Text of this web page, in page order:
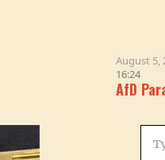
August 5, 2026
AfD